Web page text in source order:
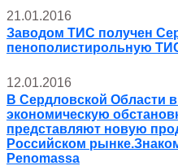
21.01.2016
Заводом ТИС получен
пенополистирольную
12.01.2016
В Сердловской Области
экономическую
представляют новую
Российском
Penomassa